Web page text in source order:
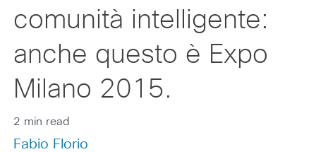
comunità intelligente:
anche questo è Expo
Milano 2015.
2 min read
Fabio Florio